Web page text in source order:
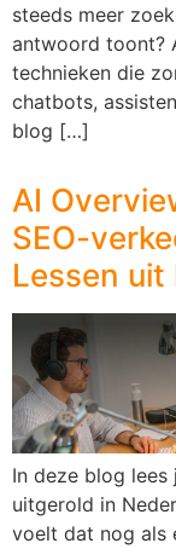
steeds meer
antwoord toont?
technieken die
chatbots,
blog […]
AI
SEO-
Lessen
In deze blog lees
uitgerold in
voelt dat nog als